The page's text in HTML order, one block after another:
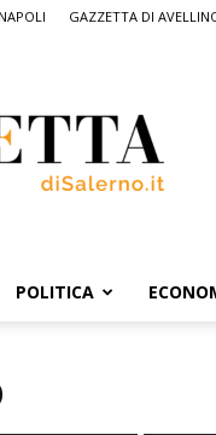
GAZZETTA DI
POLITICA